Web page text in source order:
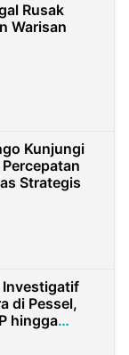
Rusak
Warisan
Kunjungi
Strategis
Investigatif
di Pessel,
hingga